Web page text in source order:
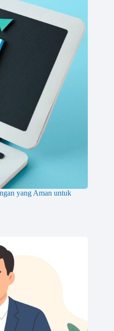
yang Aman untuk